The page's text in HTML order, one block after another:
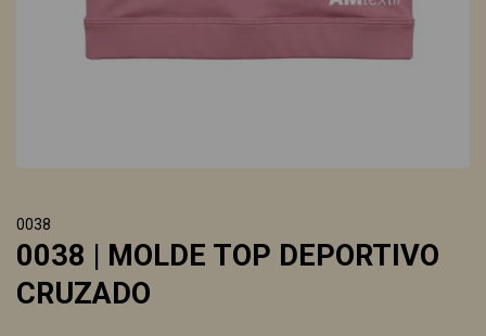
0038
0038 | MOLDE TOP DEPORTIVO
CRUZADO